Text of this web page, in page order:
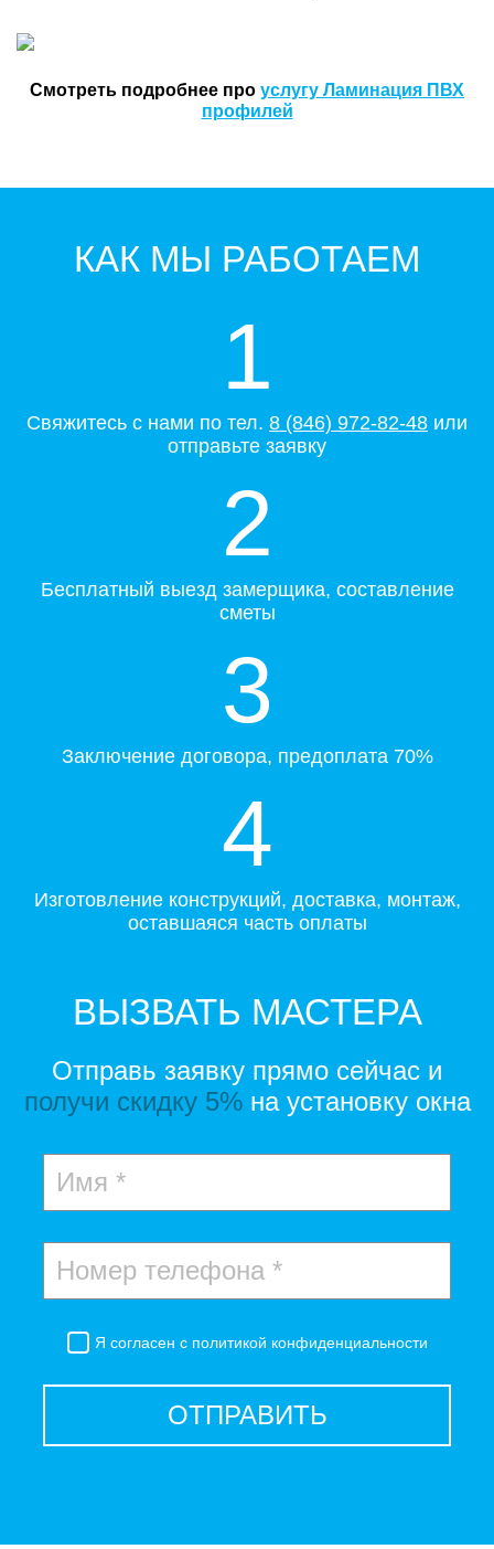
Смотреть подробнее про услугу Ламинация ПВХ
профилей
КАК МЫ РАБОТАЕМ
1
Свяжитесь с нами по тел. 8 (846) 972-82-48 или
отправьте заявку
2
Бесплатный выезд замерщика, составление
сметы
3
Заключение договора, предоплата 70%
4
Изготовление конструкций, доставка, монтаж,
оставшаяся часть оплаты
ВЫЗВАТЬ МАСТЕРА
Отправь заявку прямо сейчас и
получи скидку 5%на установку окна
Я согласен с политикой конфиденциальности
ОТПРАВИТЬ